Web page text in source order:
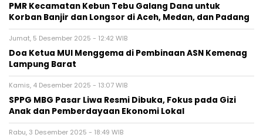
PMR Kecamatan Kebun Tebu Galang Dana untuk
Korban Banjir dan Longsor di Aceh, Medan, dan Padang
Jumat, 5 Desember 2025 - 12:42 WIB
Doa Ketua MUI Menggema di Pembinaan ASN Kemenag
Lampung Barat
Kamis, 4 Desember 2025 - 13:07 WIB
SPPG MBG Pasar Liwa Resmi Dibuka, Fokus pada Gizi
Anak dan Pemberdayaan Ekonomi Lokal
Rabu, 3 Desember 2025 - 18:49 WIB